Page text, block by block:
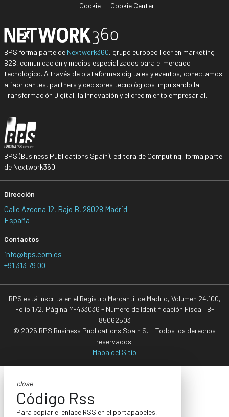
Cookie
Cookie Center
BPS forma parte de Nextwork360, grupo europeo líder en marketing
B2B, comunicación y medios especializados para el mercado
tecnológico. A través de plataformas digitales y eventos, conectamos
a fabricantes, partners y decisores tecnológicos impulsando la
Transformación Digital, la Innovación y el crecimiento empresarial.
BPS (Business Publications Spain), editora de Computing, forma parte
de Nextwork360.
Dirección
Calle Azcona 12, Bajo B, 28028 Madrid
España
Contactos
info@bps.com.es
+91 313 79 00
BPS está inscrita en el Registro Mercantil de Madrid, Volumen 24.100,
Folio 172, Página M-433036 - Número de Identificación Fiscal: B-
85062503
© 2026 BPS Business Publications Spain S.L. Todos los derechos
reservados.
Mapa del Sitio
close
Código Rss
Para copiar el enlace RSS en el portapapeles,